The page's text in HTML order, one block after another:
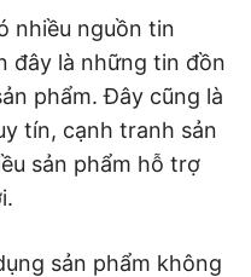
nhiều nguồn tin
đây là những tin đồn
phẩm. Đây cũng là
tín, cạnh tranh sản
sản phẩm hỗ trợ
sản phẩm không